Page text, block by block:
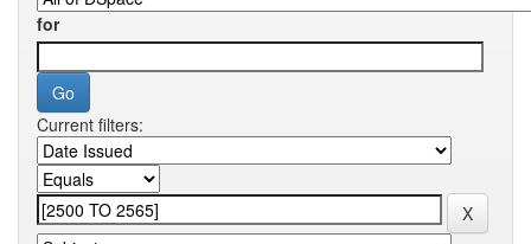
for
Current filters: